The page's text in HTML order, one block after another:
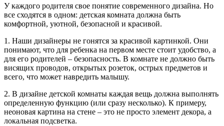
У каждого родителя свое понятие современного дизайна. Но
все сходятся в одном: детская комната должна быть
комфортной, уютной, безопасной и красивой.
1. Наши дизайнеры не гонятся за красивой картинкой. Они
понимают, что для ребенка на первом месте стоит удобство, а
для его родителей – безопасность. В комнате не должно быть
висящих проводов, открытых розеток, острых предметов и
всего, что может навредить малышу.
2. В дизайне детской комнаты каждая вещь должна выполнять
определенную функцию (или сразу несколько). К примеру,
неоновая картина на стене – это не просто элемент декора, а
локальная подсветка.